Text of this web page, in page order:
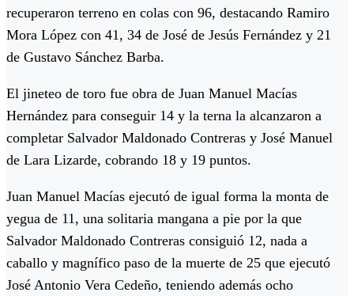
recuperaron terreno en colas con 96, destacando Ramiro
Mora López con 41, 34 de José de Jesús Fernández y 21
de Gustavo Sánchez Barba.
El jineteo de toro fue obra de Juan Manuel Macías
Hernández para conseguir 14 y la terna la alcanzaron a
completar Salvador Maldonado Contreras y José Manuel
de Lara Lizarde, cobrando 18 y 19 puntos.
Juan Manuel Macías ejecutó de igual forma la monta de
yegua de 11, una solitaria mangana a pie por la que
Salvador Maldonado Contreras consiguió 12, nada a
caballo y magnífico paso de la muerte de 25 que ejecutó
José Antonio Vera Cedeño, teniendo además ocho